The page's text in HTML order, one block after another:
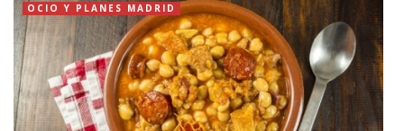
OCIO Y PLANES MADRID